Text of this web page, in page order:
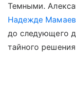
Темными.
Надежде
до следующего
тайного